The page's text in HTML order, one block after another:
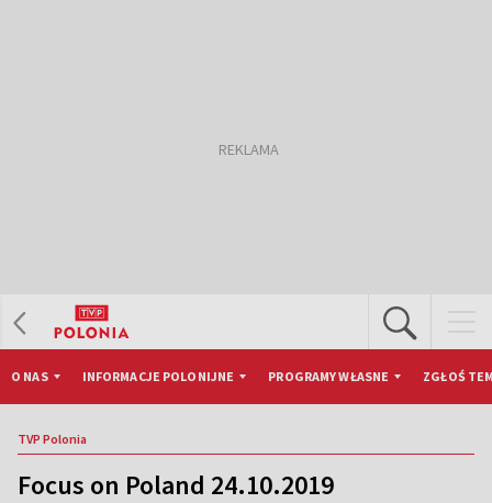
O NAS INFORMACJE POLONIJNE PROGRAMY WŁASNE ZGŁOŚ
TVP Polonia
Focus on Poland 24.10.2019